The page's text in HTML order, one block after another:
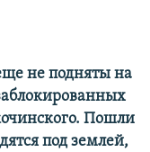
не подняты на
Пошли
под землей,